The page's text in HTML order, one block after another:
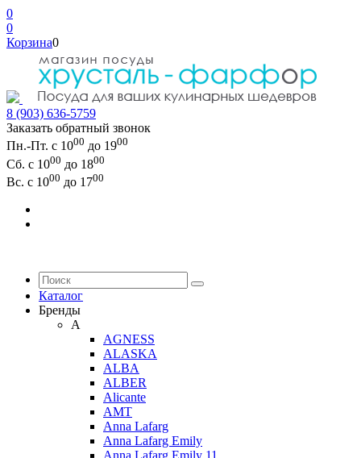
0
0
Корзина0
8 (903) 636-5759
Заказать обратный звонок
Пн.-Пт. с 1000 до 1900
Сб. с 1000 до 1800
Вс. с 1000 до 1700
Каталог
Бренды
A
AGNESS
ALASKA
ALBA
ALBER
Alicante
AMT
Anna Lafarg
Anna Lafarg Emily
Anna Lafarg Emily 11